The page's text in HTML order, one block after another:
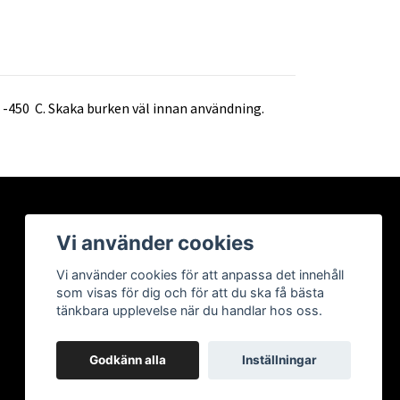
C. Skaka burken väl innan användning.
Vi använder cookies
Vi använder cookies för att anpassa det innehåll
som visas för dig och för att du ska få bästa
tänkbara upplevelse när du handlar hos oss.
Godkänn alla Inställningar